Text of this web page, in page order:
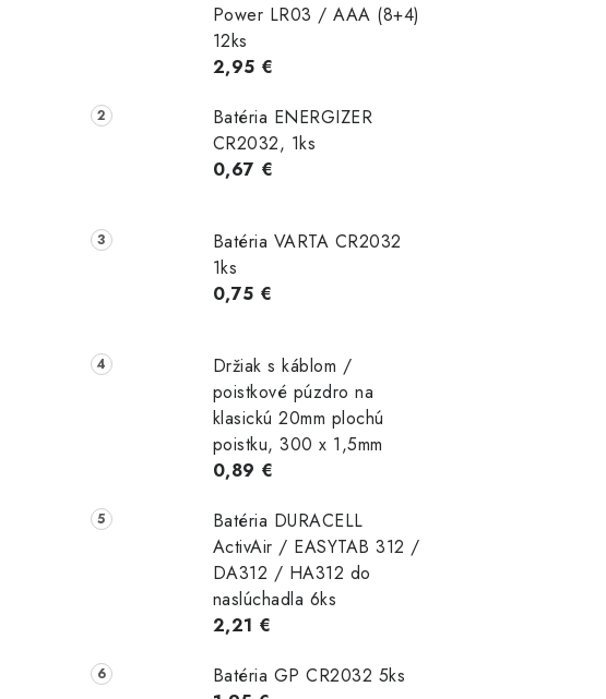
Power LR03 / AAA (8+4)
12ks
2,95 €
Batéria ENERGIZER
CR2032, 1ks
0,67 €
Batéria VARTA CR2032
1ks
0,75 €
Držiak s káblom /
poistkové púzdro na
klasickú 20mm plochú
poistku, 300 x 1,5mm
0,89 €
Batéria DURACELL
ActivAir / EASYTAB 312 /
DA312 / HA312 do
naslúchadla 6ks
2,21 €
Batéria GP CR2032 5ks